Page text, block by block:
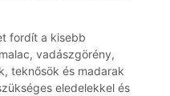
fordít a kisebb
vadászgörény,
teknősök és madarak
eledelekkel és